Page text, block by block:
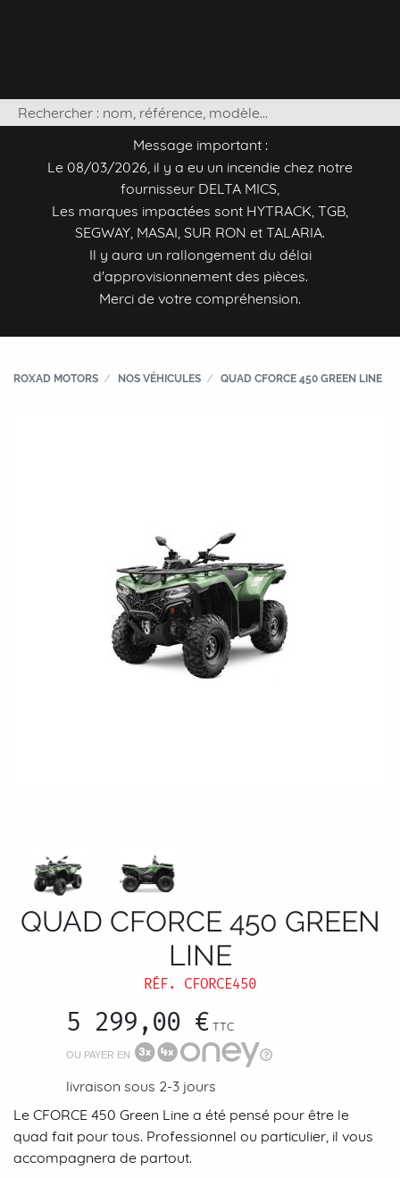
Message important :
Le 08/03/2026, il y a eu un incendie chez notre
fournisseur DELTA MICS,
Les marques impactées sont HYTRACK, TGB,
SEGWAY, MASAI, SUR RON et TALARIA.
Il y aura un rallongement du délai
d'approvisionnement des pièces.
Merci de votre compréhension.
ROXAD MOTORS NOS VÉHICULES QUAD CFORCE 450 GREEN LINE
QUAD CFORCE 450 GREEN
LINE
RÉF. CFORCE450
5 299,00 € TTC
OU PAYER EN
livraison sous 2-3 jours
Le CFORCE 450 Green Line a été pensé pour être le
quad fait pour tous. Professionnel ou particulier, il vous
accompagnera de partout.